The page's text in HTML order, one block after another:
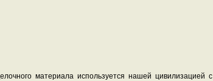
материала используется нашей цивилизацией с